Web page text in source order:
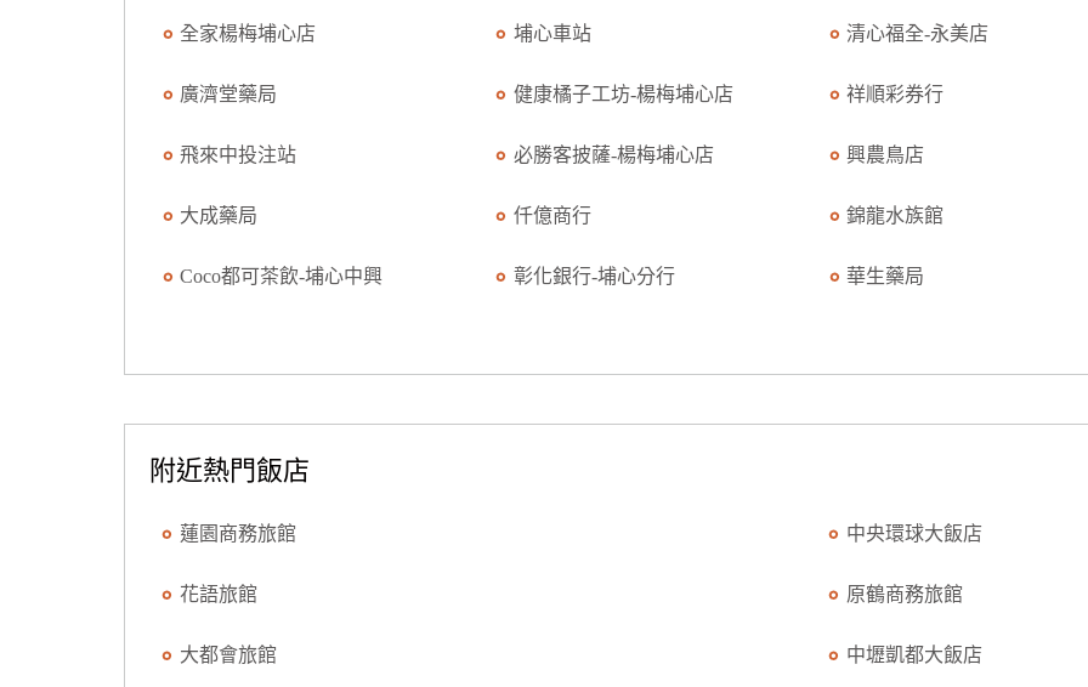
全家楊梅埔心店 埔心車站 清心福全-永美店
廣濟堂藥局 健康橘子工坊-楊梅埔心店 祥順彩券行
飛來中投注站 必勝客披薩-楊梅埔心店 興農鳥店
大成藥局 仟億商行 錦龍水族館
Coco都可茶飲-埔心中興 彰化銀行-埔心分行 華生藥局
附近熱門飯店
蓮園商務旅館 中央環球大飯店
花語旅館 原鶴商務旅館
大都會旅館 中壢凱都大飯店